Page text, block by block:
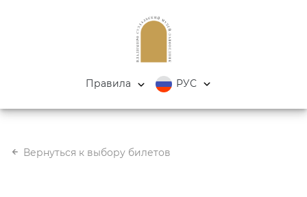
Правила РУС
Вернуться к выбору билетов